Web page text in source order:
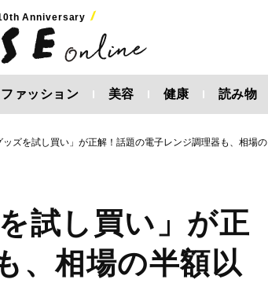
Anniversary
ファッション 美容 健康 読み物
ズを試し買い」が正解！話題の電子レンジ調理器も、相場の
試し買い」が正
、相場の半額以